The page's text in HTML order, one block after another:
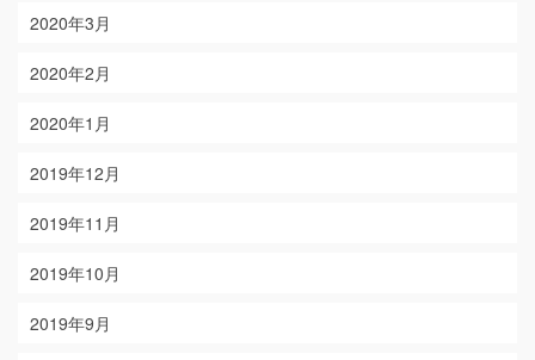
2020年3月
2020年2月
2020年1月
2019年12月
2019年11月
2019年10月
2019年9月